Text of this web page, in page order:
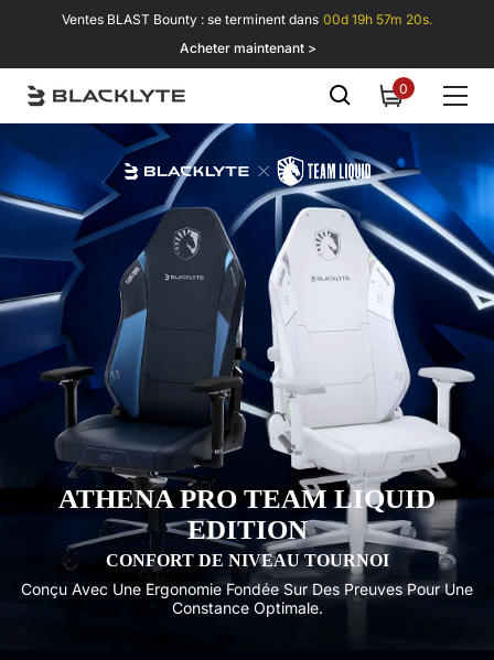
Passer au contenu
Ventes BLAST Bounty : se terminent dans 00d 19h 57m 19s.
Acheter maintenant >
00
item
ATHENA PRO TEAM LIQUID
EDITION
CONFORT DE NIVEAU TOURNOI
Conçu Avec Une Ergonomie Fondée Sur Des Preuves Pour Une
Constance Optimale.